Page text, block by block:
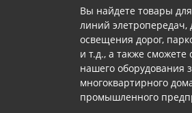
Вы найдете товары
линий элетропередач,
освещения дорог,
и т.д., а также
нашего оборудования
многоквартирного
промышленного